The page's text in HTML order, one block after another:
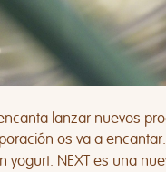
lanzar nuevos
os va a
yogurt. NEXT es una